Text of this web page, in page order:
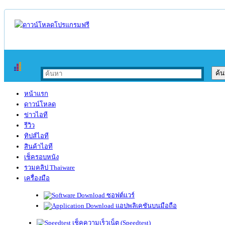
หน้าแรก
ดาวน์โหลด
ข่าวไอที
รีวิว
ทิปส์ไอที
สินค้าไอที
เช็ครอบหนัง
รวมคลิป Thaiware
เครื่องมือ
ซอฟต์แวร์
แอปพลิเคชันบนมือถือ
เช็คความเร็วเน็ต (Speedtest)